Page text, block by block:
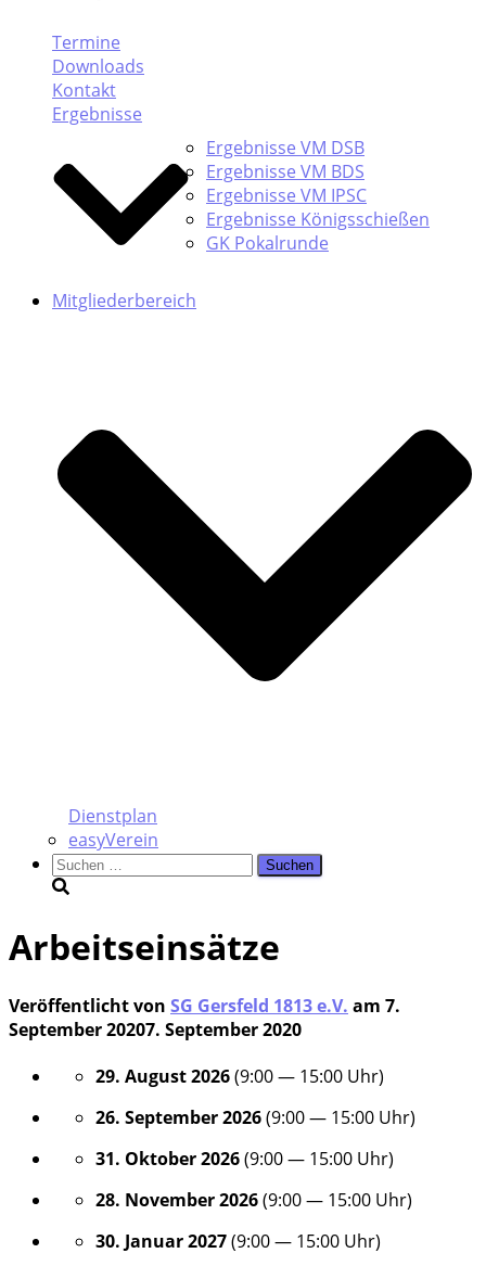
Termine
Downloads
Kontakt
Ergebnisse
Ergebnisse VM DSB
Ergebnisse VM BDS
Ergebnisse VM IPSC
Ergebnisse Königsschießen
GK Pokalrunde
Mitgliederbereich
Dienstplan
easyVerein
Suchen
nach:
Arbeitseinsätze
Veröffentlicht von SG Gersfeld 1813 e.V. am 7.
September 20207. September 2020
29. August 2026(9:00— 15:00 Uhr)
26. Sep­tem­ber 2026(9:00— 15:00 Uhr)
31. Okto­ber 2026(9:00— 15:00 Uhr)
28. Novem­ber 2026(9:00— 15:00 Uhr)
30. Janu­ar 2027(9:00— 15:00 Uhr)